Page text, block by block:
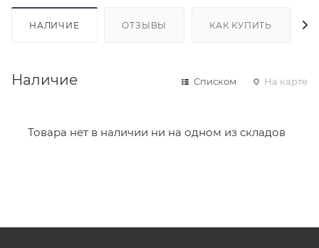
НАЛИЧИЕ ОТЗЫВЫ КАК КУПИТЬ
Наличие Списком На карте
Товара нет в наличии ни на одном из складов